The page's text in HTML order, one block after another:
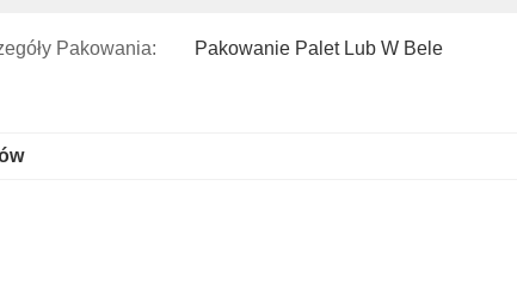
Pakowania: Pakowanie Palet Lub W Bele